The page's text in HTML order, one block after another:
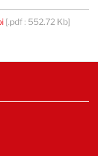
[.pdf : 552.72 Kb]